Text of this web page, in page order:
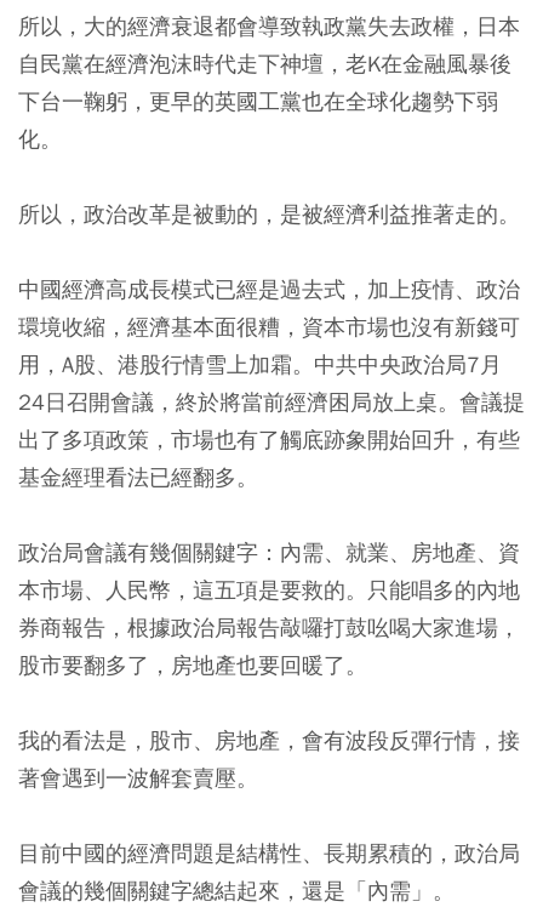
所以，大的經濟衰退都會導致執政黨失去政權，日本
自民黨在經濟泡沫時代走下神壇，老K在金融風暴後
下台一鞠躬，更早的英國工黨也在全球化趨勢下弱
化。
所以，政治改革是被動的，是被經濟利益推著走的。
中國經濟高成長模式已經是過去式，加上疫情、政治
環境收縮，經濟基本面很糟，資本市場也沒有新錢可
用，A股、港股行情雪上加霜。中共中央政治局7月
24日召開會議，終於將當前經濟困局放上桌。會議提
出了多項政策，市場也有了觸底跡象開始回升，有些
基金經理看法已經翻多。
政治局會議有幾個關鍵字：內需、就業、房地產、資
本市場、人民幣，這五項是要救的。只能唱多的內地
券商報告，根據政治局報告敲囉打鼓吆喝大家進場，
股市要翻多了，房地產也要回暖了。
我的看法是，股市、房地產，會有波段反彈行情，接
著會遇到一波解套賣壓。
目前中國的經濟問題是結構性、長期累積的，政治局
會議的幾個關鍵字總結起來，還是「內需」。